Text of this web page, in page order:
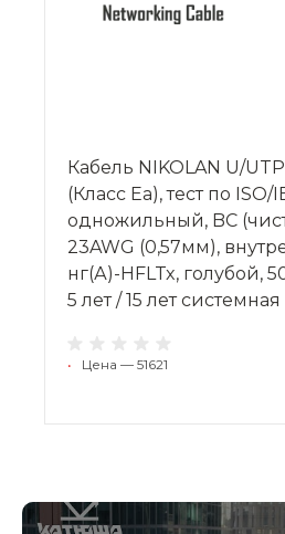
Кабель NIKOLAN U/
(Класс Eа), тест по ISO/
одножильный, BC
23AWG (0,57мм),
нг(А)-HFLTx, голубой,
5 лет / 15 лет системная
• Цена — 51621